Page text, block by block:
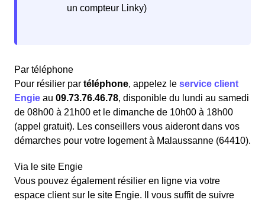
un compteur Linky)
Par téléphone
Pour résilier par téléphone, appelez le service client
Engie au 09.73.76.46.78, disponible du lundi au samedi
de 08h00 à 21h00 et le dimanche de 10h00 à 18h00
(appel gratuit). Les conseillers vous aideront dans vos
démarches pour votre logement à Malaussanne (64410).
Via le site Engie
Vous pouvez également résilier en ligne via votre
espace client sur le site Engie. Il vous suffit de suivre